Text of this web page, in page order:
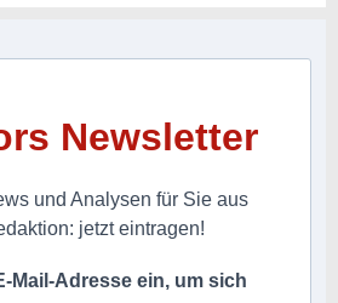
Newsletter
und Analysen für Sie aus
jetzt eintragen!
Mail-Adresse ein, um sich